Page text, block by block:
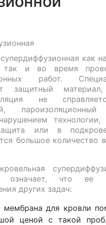
как
так и во время
работ.
защитный
не
технологии,
или в
большое количество
означает, что ее
других задач:
мембрана для кровли
ценой с такой